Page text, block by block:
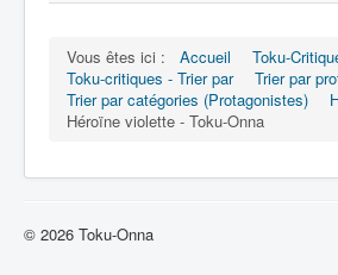
Vous êtes ici : Accueil
Toku-
Toku-critiques - Trier par
Trier par
Trier par catégories (Protagonistes)
Héroïne violette - Toku-Onna
© 2026 Toku-Onna